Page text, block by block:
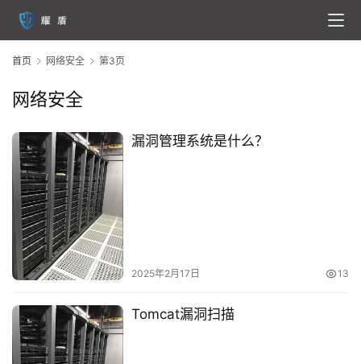
首页 网络安全 第3页
网络安全
漏洞管理系统是什么？
2025年2月17日 13
Tomcat漏洞扫描